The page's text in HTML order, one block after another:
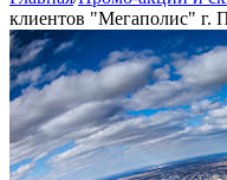
клиентов "Мегаполис" г.